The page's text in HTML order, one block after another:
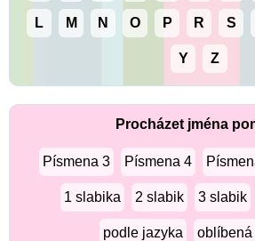
L M N O P R S
Y Z
Procházet jména
Písmena 3 Písmena 4
1 slabika 2 slabik 3 slabik
podle jazyka oblíbená